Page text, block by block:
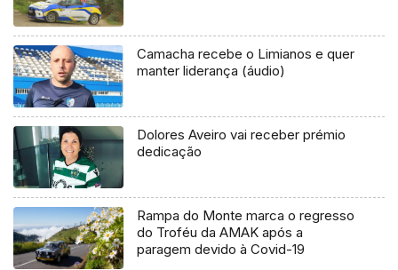
Camacha recebe o Limianos e quer
manter liderança (áudio)
Dolores Aveiro vai receber prémio
dedicação
Rampa do Monte marca o regresso
do Troféu da AMAK após a
paragem devido à Covid-19